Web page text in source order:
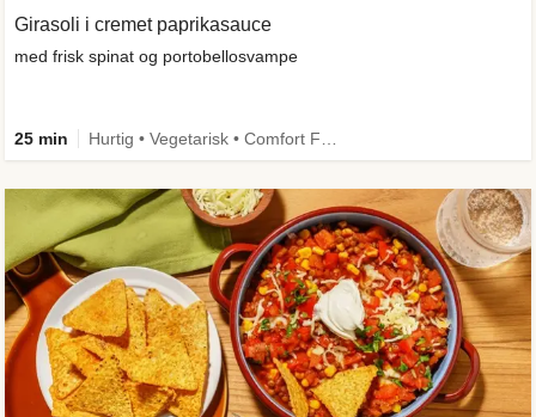
Girasoli i cremet paprikasauce
med frisk spinat og portobellosvampe
25 min